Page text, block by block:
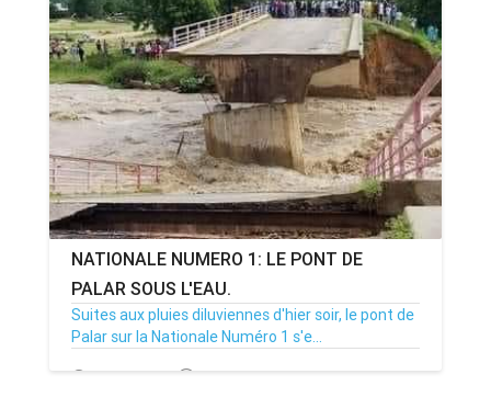
NATIONALE NUMERO 1: LE PONT DE
PALAR SOUS L'EAU.
Suites aux pluies diluviennes d'hier soir, le pont de
Palar sur la Nationale Numéro 1 s'e...
31/08/20 Par MenouActu 0